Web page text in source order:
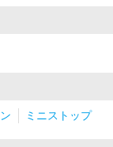
ミニストップ